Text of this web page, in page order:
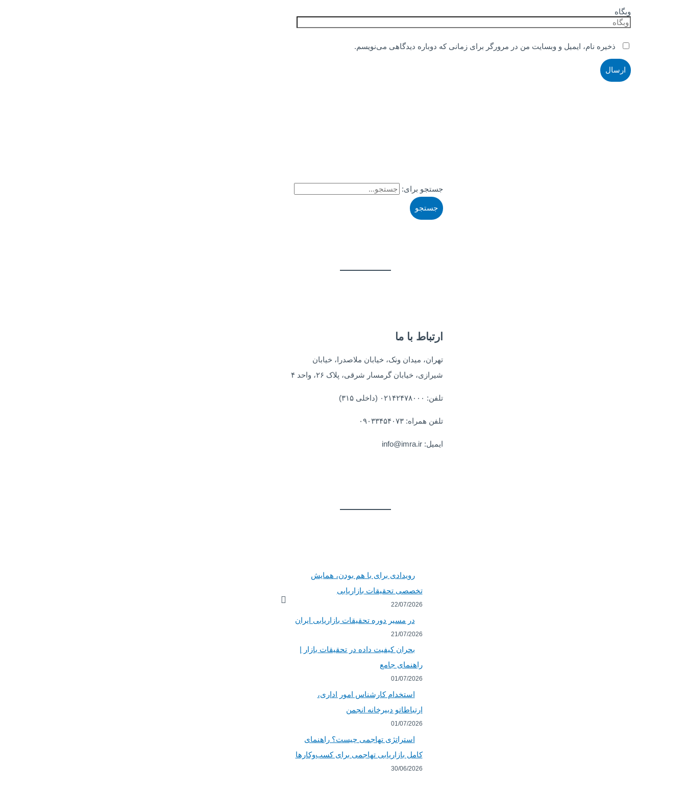
وبگاه
ذخیره نام، ایمیل و وبسایت من در مرورگر برای زمانی که دوباره دیدگاهی می‌نویسم.
جستجو برای:
ارتباط با ما
تهران، میدان ونک، خیابان ملاصدرا، خیابان
شیرازی، خیابان گرمسار شرقی، پلاک ۲۶، واحد ۴
تلفن: ۰۲۱۴۲۴۷۸۰۰۰ (داخلی ۳۱۵)
تلفن همراه: ۰۹۰۳۳۴۵۴۰۷۳
ایمیل: info@imra.ir
رویدادی برای با هم بودن، همایش
تخصصی تحقیقات بازاریابی
22/07/2026
در مسیر دوره تحقیقات بازاریابی ایران
21/07/2026
بحران کیفیت داده در تحقیقات بازار |
راهنمای جامع
01/07/2026
استخدام کارشناس امور اداری،
ارتباطاتو دبیرخانه انجمن
01/07/2026
استراتژی تهاجمی چیست؟ راهنمای
کامل بازاریابی تهاجمی برای کسب‌وکارها
30/06/2026